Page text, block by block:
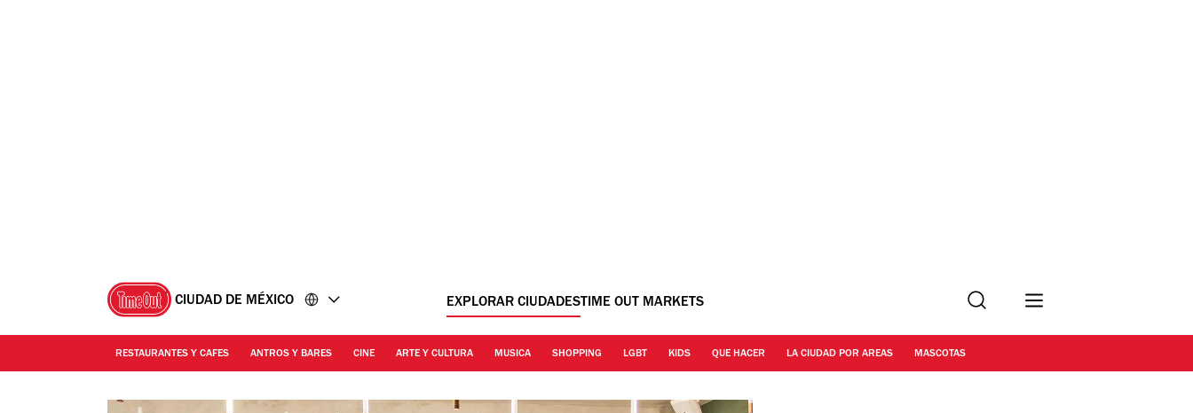
CIUDAD DE MÉXICO EXPLORAR CIUDADESTIME OUT MARKETS Buscar
RESTAURANTES Y CAFES ANTROS Y BARES CINE ARTE Y CULTURA MUSICA SHOPPING LGBT KIDS QUE HACER LA CIUDAD POR AREAS MASCOTAS